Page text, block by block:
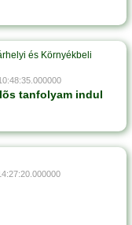
és Környékbeli
tanfolyam indul